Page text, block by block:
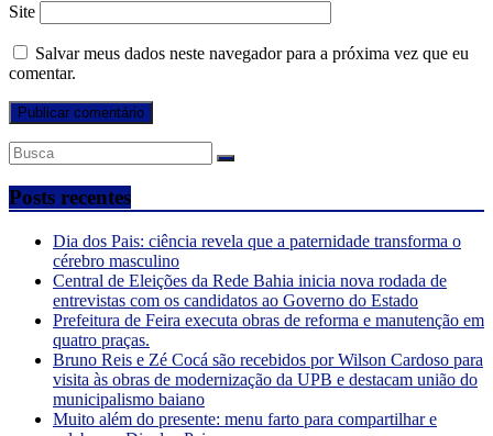
Site
Salvar meus dados neste navegador para a próxima vez que eu
comentar.
Posts recentes
Dia dos Pais: ciência revela que a paternidade transforma o
cérebro masculino
Central de Eleições da Rede Bahia inicia nova rodada de
entrevistas com os candidatos ao Governo do Estado
Prefeitura de Feira executa obras de reforma e manutenção em
quatro praças.
Bruno Reis e Zé Cocá são recebidos por Wilson Cardoso para
visita às obras de modernização da UPB e destacam união do
municipalismo baiano
Muito além do presente: menu farto para compartilhar e